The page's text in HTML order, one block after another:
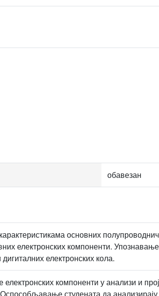
обавезан
основних
електронских компоненти.
електронских кола.
компоненти у анализи и